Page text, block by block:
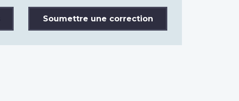
Soumettre une correction